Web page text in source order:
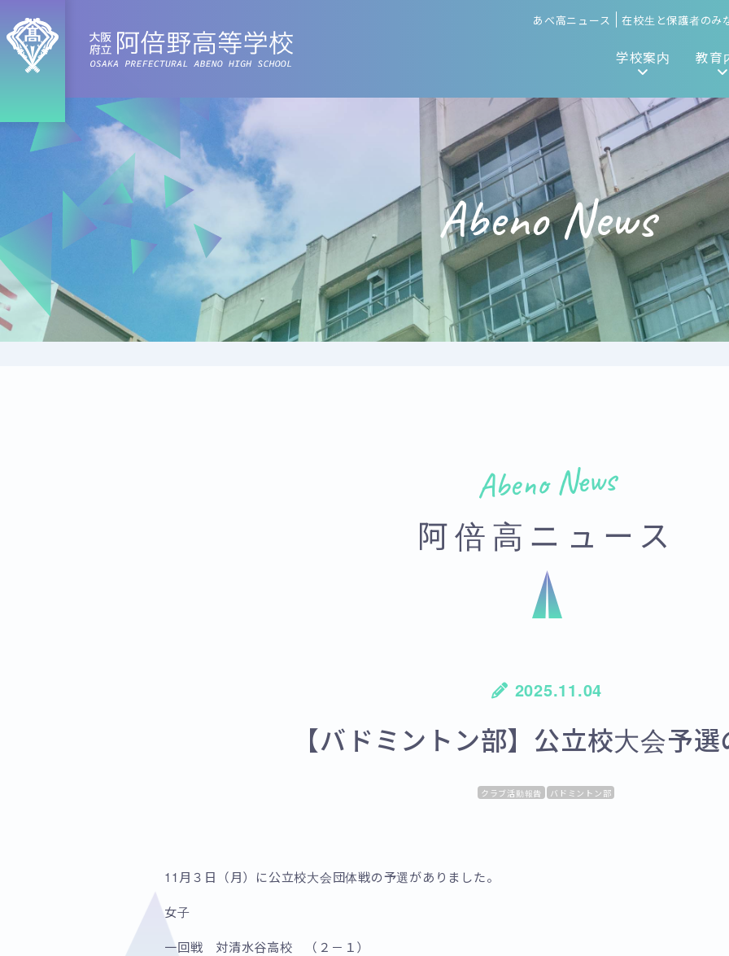
学校案内 教育
あべ高ニュース 在校生と保護者のみ
Abeno News
Abeno News
阿倍高ニュース
2025.11.04
【バドミントン部】公立校大会予
クラブ活動報告 バドミントン部
11月３日（月）に公立校大会団体戦の予選がありました。
女子
一回戦 対清水谷高校 （２－１）